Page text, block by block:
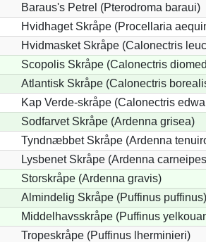
Baraus's Petrel (Pterodroma baraui)
Hvidhaget Skråpe (Procellaria
Hvidmasket Skråpe (Calonectris
Scopolis Skråpe (Calonectris
Atlantisk Skråpe (Calonectris
Kap Verde-skråpe (Calonectris
Sodfarvet Skråpe (Ardenna grisea)
Tyndnæbbet Skråpe (Ardenna
Lysbenet Skråpe (Ardenna
Storskråpe (Ardenna gravis)
Almindelig Skråpe (Puffinus puffinus)
Middelhavsskråpe (Puffinus
Tropeskråpe (Puffinus lherminieri)